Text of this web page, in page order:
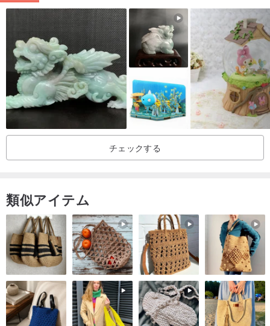
・高さ約6.5cm、幅約5.5cm
"納期"
24時間以内に発送します（金～日、祝日を除く）。
例：
23/4(金)
16:00以降のご注文は 26/4(月)16:00までの発送となります。
12/9(月)16:00以降のご注文は****までの発送となります。
認できます。
居住地の住所に加えて、香港のゲストは SF ステーションまたはス
マート ロッカーから選択できます。
SF駅の住所
www.sf-express.com/HK/ZF/dynamic_fu...
ちなみにスマートロッカーアドレス
www.sf-express.com/HK/ZF/dynamic_fu...
チェックする
類似アイテム